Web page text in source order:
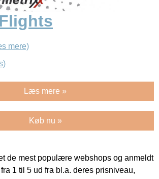
mere)
Læs mere »
Køb nu »
de mest populære webshops og anmeldt
1 til 5 ud fra bl.a. deres prisniveau,